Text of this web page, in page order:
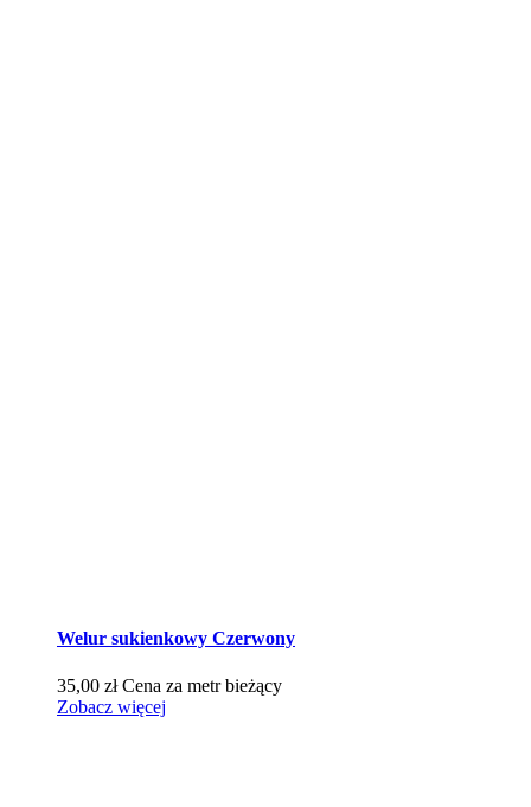
Welur sukienkowy Czerwony
35,00 złCena za metr bieżący
Zobacz więcej